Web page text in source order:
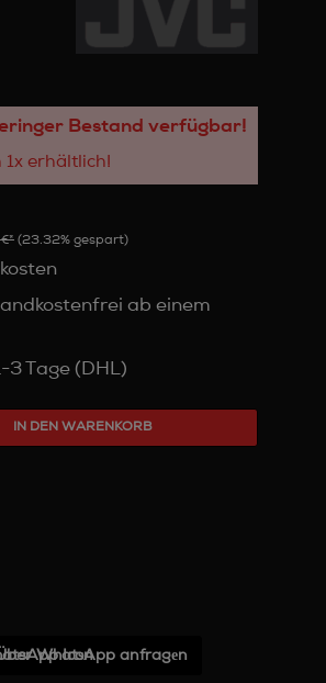
Bestand verfügbar!
erhältlich!
(23.32% gespart)
ab einem
Tage (DHL)
IN DEN WARENKORB
WhatѕApp anfragеn